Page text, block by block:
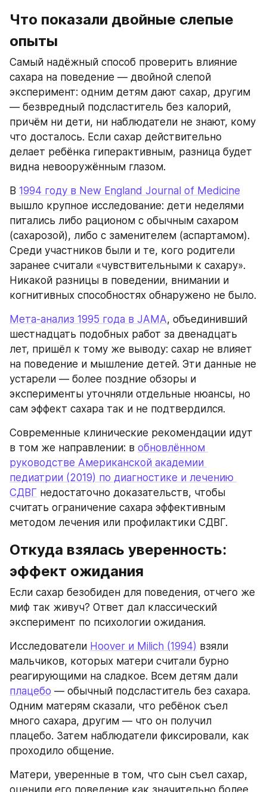
Что показали двойные слепые
опыты
Самый надёжный способ проверить влияние
сахара на поведение — двойной слепой
эксперимент: одним детям дают сахар, другим
— безвредный подсластитель без калорий,
причём ни дети, ни наблюдатели не знают, кому
что досталось. Если сахар действительно
делает ребёнка гиперактивным, разница будет
видна невооружённым глазом.
В 1994 году в New England Journal of Medicine
вышло крупное исследование: дети неделями
питались либо рационом с обычным сахаром
(сахарозой), либо с заменителем (аспартамом).
Среди участников были и те, кого родители
заранее считали «чувствительными к сахару».
Никакой разницы в поведении, внимании и
когнитивных способностях обнаружено не было.
Мета‑анализ 1995 года в JAMA, объединивший
шестнадцать подобных работ за двенадцать
лет, пришёл к тому же выводу: сахар не влияет
на поведение и мышление детей. Эти данные не
устарели — более поздние обзоры и
эксперименты уточняли отдельные нюансы, но
сам эффект сахара так и не подтвердился.
Современные клинические рекомендации идут
в том же направлении: в обновлённом
руководстве Американской академии
педиатрии (2019) по диагностике и лечению
СДВГ недостаточно доказательств, чтобы
считать ограничение сахара эффективным
методом лечения или профилактики СДВГ.
Откуда взялась уверенность:
эффект ожидания
Если сахар безобиден для поведения, отчего же
миф так живуч? Ответ дал классический
эксперимент по психологии ожидания.
Исследователи Hoover и Milich (1994) взяли
мальчиков, которых матери считали бурно
плацебо — обычный подсластитель без сахара.
Одним матерям сказали, что ребёнок съел
много сахара, другим — что он получил
плацебо. Затем наблюдатели фиксировали, как
проходило общение.
Матери, уверенные в том, что сын съел сахар,
оценили его поведение как значительно более